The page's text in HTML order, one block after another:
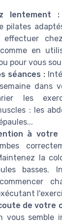
lentement :
pilates
effectuer
comme en
pour vous
séances :
dans
les
: les
à votre
la
basses.
de votre
vous semble